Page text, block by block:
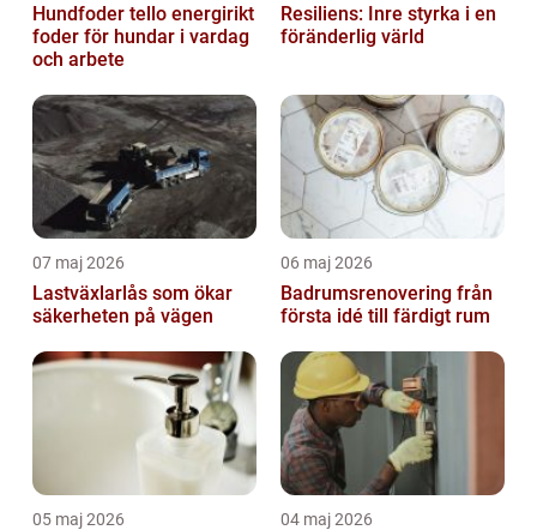
Hundfoder tello energirikt
foder för hundar i vardag
och arbete
Resiliens: Inre styrka i en
föränderlig värld
07 maj 2026
Lastväxlarlås som ökar
säkerheten på vägen
06 maj 2026
Badrumsrenovering från
första idé till färdigt rum
05 maj 2026 04 maj 2026